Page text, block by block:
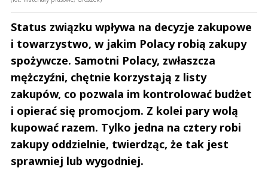
Status związku wpływa na decyzje zakupowe
i towarzystwo, w jakim Polacy robią zakupy
spożywcze. Samotni Polacy, zwłaszcza
mężczyźni, chętnie korzystają z listy
zakupów, co pozwala im kontrolować budżet
i opierać się promocjom. Z kolei pary wolą
kupować razem. Tylko jedna na cztery robi
zakupy oddzielnie, twierdząc, że tak jest
sprawniej lub wygodniej.